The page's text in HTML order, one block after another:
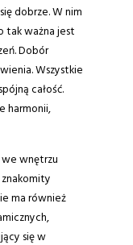
dobrze. W nim
tak ważna jest
Dobór
Wszystkie
całość.
harmonii,
we wnętrzu
ma również
się w